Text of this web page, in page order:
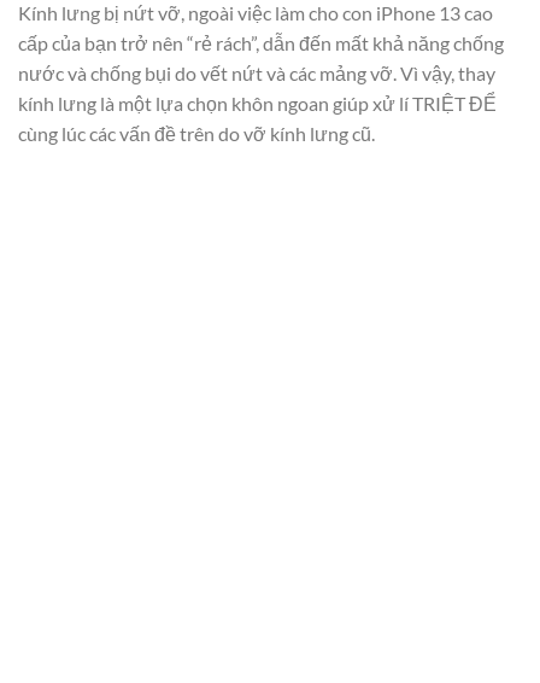
Kính lưng bị nứt vỡ, ngoài việc làm cho con iPhone 13 cao
cấp của bạn trở nên “rẻ rách”, dẫn đến mất khả năng chống
nước và chống bụi do vết nứt và các mảng vỡ. Vì vậy, thay
kính lưng là một lựa chọn khôn ngoan giúp xử lí TRIỆT ĐỂ
cùng lúc các vấn đề trên do vỡ kính lưng cũ.